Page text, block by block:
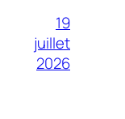
19
juillet
2026